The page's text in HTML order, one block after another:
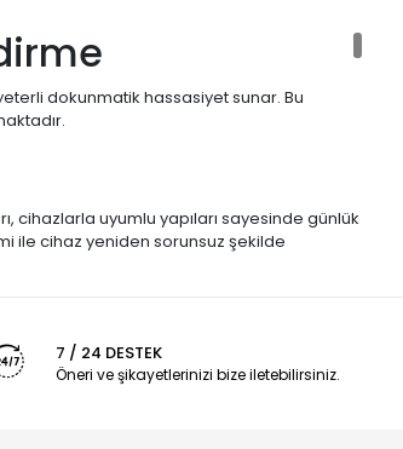
dokunmatik hassasiyet sunar. Bu
cihazlarla uyumlu yapıları sayesinde günlük
ile cihaz yeniden sorunsuz şekilde
7 / 24 DESTEK
Öneri ve şikayetlerinizi bize iletebilirsiniz.